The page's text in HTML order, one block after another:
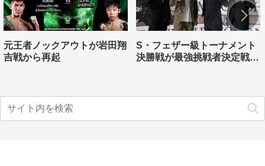
元王者ノックアウトが岩田翔
吉戦から再起
S・フェザー級トーナメント
決勝戦が最強挑戦者決定戦兼